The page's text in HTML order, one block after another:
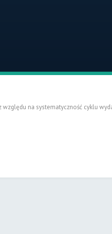
względu na systematyczność cyklu